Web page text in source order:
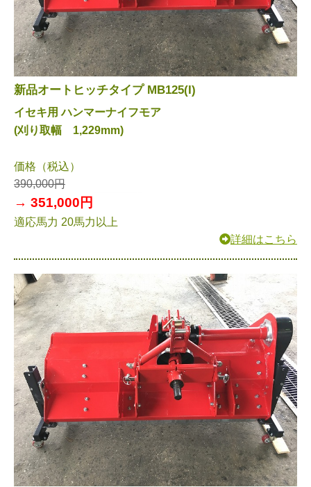
新品オートヒッチタイプ MB125(I)
イセキ用 ハンマーナイフモア
(刈り取幅 1,229mm)
価格（税込）
390,000円
→ 351,000円
適応馬力 20馬力以上
詳細はこちら